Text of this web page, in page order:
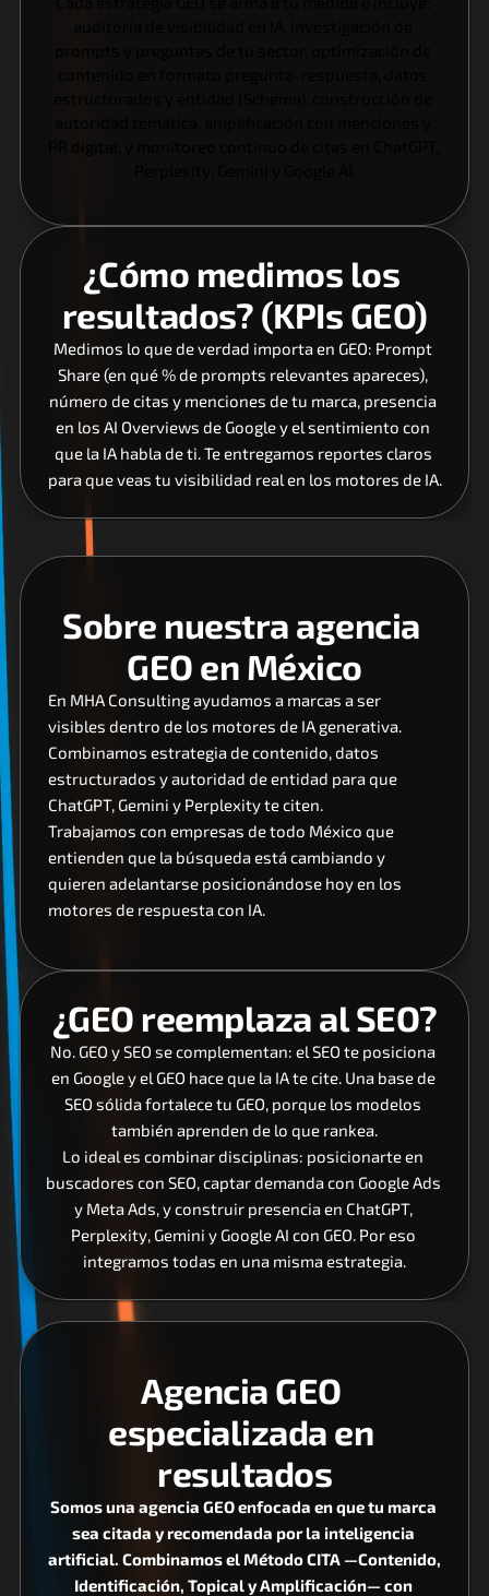
¿Cómo medimos los
resultados? (KPIs GEO)
Medimos lo que de verdad importa en GEO: Prompt
Share (en qué % de prompts relevantes apareces),
número de citas y menciones de tu marca, presencia
en los AI Overviews de Google y el sentimiento con
que la IA habla de ti. Te entregamos reportes claros
para que veas tu visibilidad real en los motores de IA.
Sobre nuestra agencia
GEO en México
En MHA Consulting ayudamos a marcas a ser
visibles dentro de los motores de IA generativa.
Combinamos estrategia de contenido, datos
estructurados y autoridad de entidad para que
ChatGPT, Gemini y Perplexity te citen.
Trabajamos con empresas de todo México que
entienden que la búsqueda está cambiando y
quieren adelantarse posicionándose hoy en los
motores de respuesta con IA.
¿GEO reemplaza al SEO?
No. GEO y SEO se complementan: el SEO te posiciona
en Google y el GEO hace que la IA te cite. Una base de
SEO sólida fortalece tu GEO, porque los modelos
también aprenden de lo que rankea.
Lo ideal es combinar disciplinas: posicionarte en
buscadores con SEO, captar demanda con Google Ads
y Meta Ads, y construir presencia en ChatGPT,
Perplexity, Gemini y Google AI con GEO. Por eso
integramos todas en una misma estrategia.
Agencia GEO
especializada en
resultados
Somos una agencia GEO enfocada en que tu marca
sea citada y recomendada por la inteligencia
artificial. Combinamos el Método CITA —Contenido,
Identificación, Topical y Amplificación— con